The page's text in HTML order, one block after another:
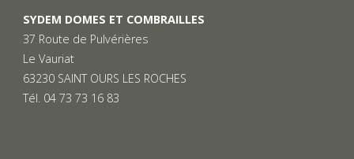
SYDEM DOMES ET COMBRAILLES
37 Route de Pulvérières
Le Vauriat
63230 SAINT OURS LES ROCHES
Tél. 04 73 73 16 83